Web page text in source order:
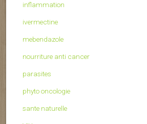
inflammation
ivermectine
mebendazole
nourriture anti cancer
parasites
phyto oncologie
sante naturelle